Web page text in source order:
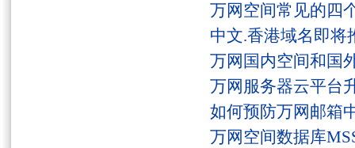
万网空间常见的四
中文.香港域名即将
万网国内空间和国
万网服务器云平台
如何预防万网邮箱
万网空间数据库